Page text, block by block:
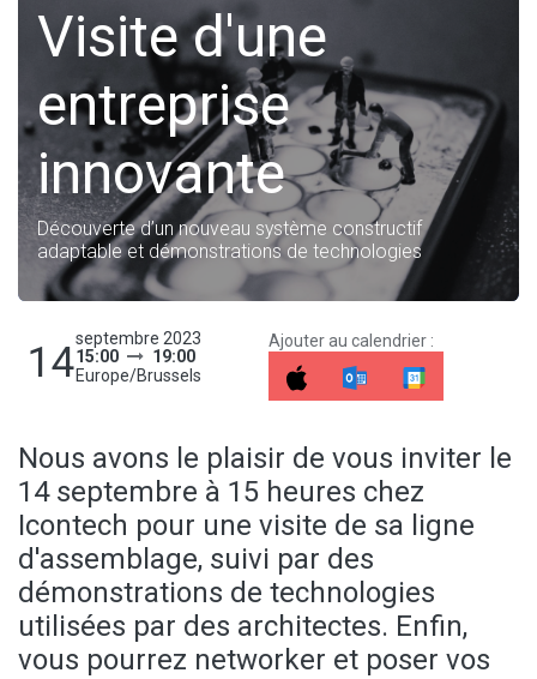
Visite d'une
entreprise
innovante
Découverte d’un nouveau système constructif
adaptable et démonstrations de technologies
14septembre 2023
15:00
19:00
Europe/Brussels
Ajouter au calendrier :
Nous avons le plaisir de vous inviter le
14 septembre à 15 heures chez
Icontech pour une visite de sa ligne
d'assemblage, suivi par des
démonstrations de technologies
utilisées par des architectes. Enfin,
vous pourrez networker et poser vos